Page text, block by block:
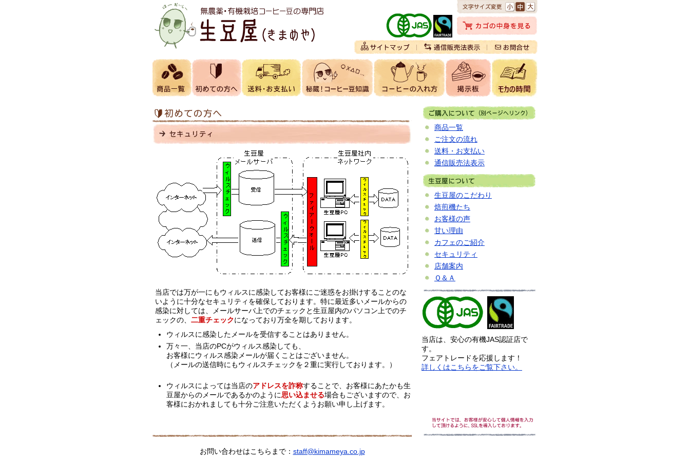
当店では万が一にもウィルスに感染してお客様にご迷惑をお掛けすることのな
いように十分なセキュリティを確保しております。特に最近多いメールからの
感染に対しては、メールサーバ上でのチェックと生豆屋内のパソコン上でのチ
ェックの、 二重チェックになっており万全を期しております。
ウィルスに感染したメールを受信することはありません。
万々一、当店のPCがウィルス感染しても、
お客様にウィルス感染メールが届くことはございません。
（メールの送信時にもウィルスチェックを２重に実行しております。）
ウィルスによっては当店のアドレスを詐称することで、お客様にあたかも生
豆屋からのメールであるかのように思い込ませる場合もございますので、お
客様におかれましても十分ご注意いただくようお願い申し上げます。
お問い合わせはこちらまで： staff@kimameya.co.jp
商品一覧
ご注文の流れ
送料・お支払い
通信販売法表示
生豆屋のこだわり
焙煎機たち
お客様の声
甘い理由
カフェのご紹介
セキュリティ
店舗案内
Ｑ＆Ａ
当店は、安心の有機JAS認証店で
す。
フェアトレードを応援します！
詳しくはこちらをご覧下さい。